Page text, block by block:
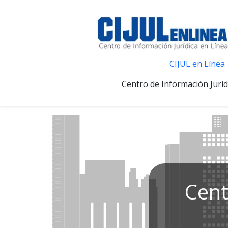
CIJUL en Línea
Centro de Información